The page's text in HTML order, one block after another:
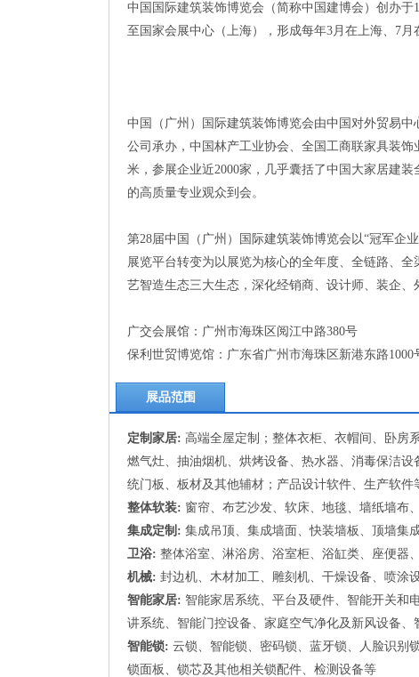
中国国际建筑装饰博览会（简称中国建博会）创办
至国家会展中心（上海），形成每年3月在上海、7
中国（广州）国际建筑装饰博览会由中国对外贸易
公司承办，中国林产工业协会、全国工商联家具装
米，参展企业近2000家，几乎囊括了中国大家居建
的高质量专业观众到会。
第28届中国（广州）国际建筑装饰博览会以“冠军企
展览平台转变为以展览为核心的全年度、全链路、
艺智造生态三大生态，深化经销商、设计师、装企、
广交会展馆：广州市海珠区阅江中路380号
保利世贸博览馆：广东省广州市海珠区新港东路1000
展品范围
定制家居: 高端全屋定制；整体衣柜、衣帽间、卧房
燃气灶、抽油烟机、烘烤设备、热水器、消毒保洁
统门板、板材及其他辅材；产品设计软件、生产软件
整体软装: 窗帘、布艺沙发、软床、地毯、墙纸墙布
集成定制: 集成吊顶、集成墙面、快装墙板、顶墙集
卫浴: 整体浴室、淋浴房、浴室柜、浴缸类、座便器
机械: 封边机、木材加工、雕刻机、干燥设备、喷涂
智能家居: 智能家居系统、平台及硬件、智能开关和
讲系统、智能门控设备、家庭空气净化及新风设备
智能锁: 云锁、智能锁、密码锁、蓝牙锁、人脸识别
锁面板、锁芯及其他相关锁配件、检测设备等